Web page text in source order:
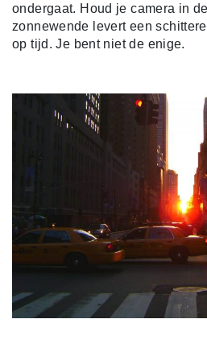
ondergaat. Houd je camera in
zonnewende levert een
op tijd. Je bent niet de enige.